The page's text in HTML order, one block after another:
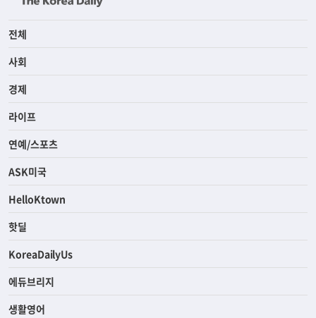
전체
사회
경제
라이프
연예/스포츠
ASK미국
HelloKtown
핫딜
KoreaDailyUs
에듀브리지
생활영어